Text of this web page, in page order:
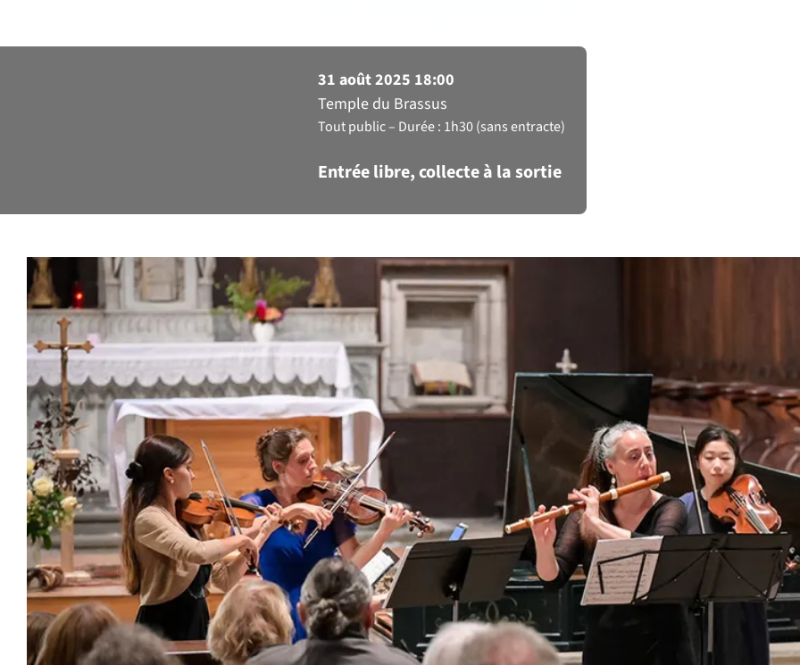
31 août 2025 18:00
Temple du Brassus
Tout public Durée : 1h30 (sans entracte)
Entrée libre, collecte à la sortie
Les Rencontres Musicales de la Vallée de Joux
présentent Ouvertures et cantates françaisesavec
l’Ensemble Da Camera Freiburg.
L’Ensemble Da Camera Freiburg est une formation instrumentale à
variable qui interprète avec authenticité et enthousiasme un
musique instrumentale et vocale allant de l’époque baroque à la
du 20e siècle.
Né de la rencontre de musiciens passionnés et engagés, l’Ensemble Da
Freiburg est heureux de présenter un programme d’ouvertures et de
françaises sur instruments d’époque baroque. Mêlant de subtiles
à une virtuosité instrumentale incontestable, l’Ensemble Da Camera
interprète avec une grande finesse les plus belles pages du répertoire
musique baroque française. Les musiciens dialoguent sur scène avec